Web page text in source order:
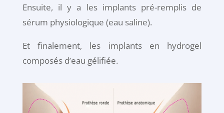
Ensuite, il y a les implants pré-remplis de
sérum physiologique (eau saline).
Et finalement, les implants en hydrogel
composés d’eau gélifiée.